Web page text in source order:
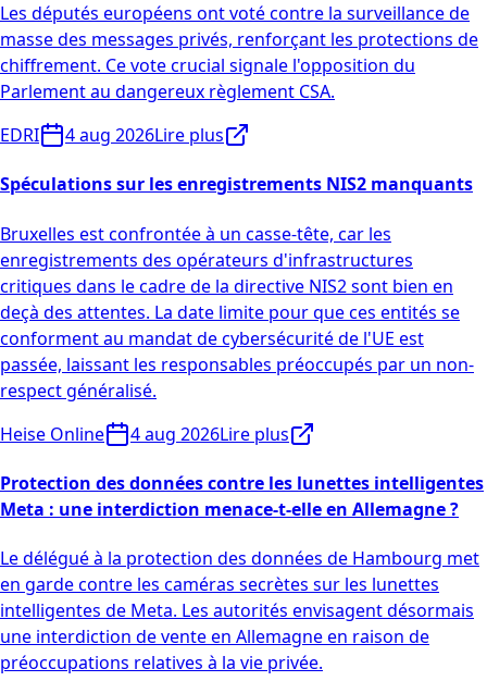
Les députés européens ont voté contre la surveillance de
masse des messages privés, renforçant les protections de
chiffrement. Ce vote crucial signale l'opposition du
Parlement au dangereux règlement CSA.
EDRI
4 aug 2026Lire plus
Spéculations sur les enregistrements NIS2 manquants
Bruxelles est confrontée à un casse-tête, car les
enregistrements des opérateurs d'infrastructures
critiques dans le cadre de la directive NIS2 sont bien en
deçà des attentes. La date limite pour que ces entités se
conforment au mandat de cybersécurité de l'UE est
passée, laissant les responsables préoccupés par un non-
respect généralisé.
Heise Online
4 aug 2026Lire plus
Protection des données contre les lunettes intelligentes
Meta : une interdiction menace-t-elle en Allemagne ?
Le délégué à la protection des données de Hambourg met
en garde contre les caméras secrètes sur les lunettes
intelligentes de Meta. Les autorités envisagent désormais
une interdiction de vente en Allemagne en raison de
préoccupations relatives à la vie privée.